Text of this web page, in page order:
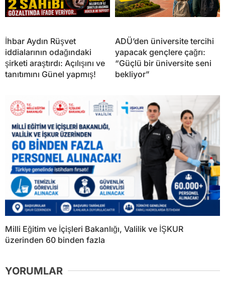
İhbar Aydın Rüşvet
iddialarının odağındaki
şirketi araştırdı: Açılışını ve
tanıtımını Günel yapmış!
ADÜ’den üniversite tercihi
yapacak gençlere çağrı:
“Güçlü bir üniversite seni
bekliyor”
Milli Eğitim ve İçişleri Bakanlığı, Valilik ve İŞKUR
üzerinden 60 binden fazla
YORUMLAR